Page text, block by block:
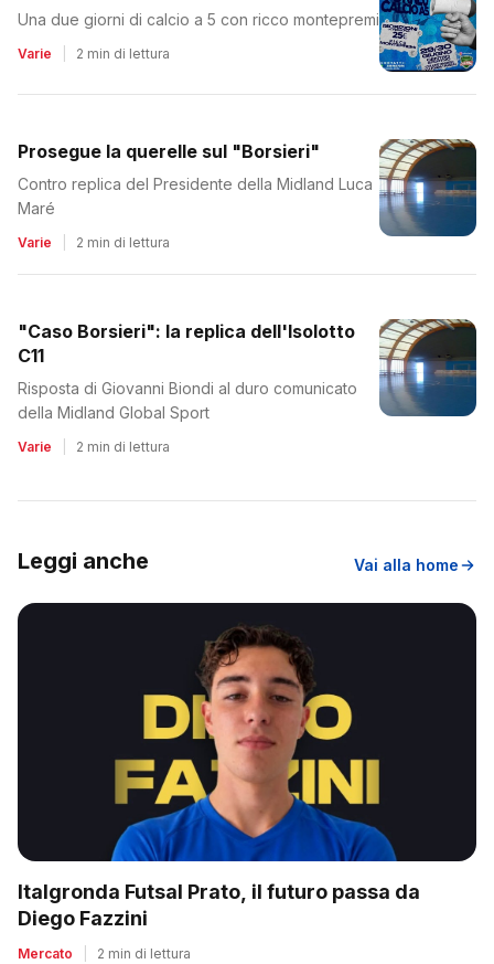
Una due giorni di calcio a 5 con ricco montepremi
Varie 2 min di lettura
Prosegue la querelle sul "Borsieri"
Contro replica del Presidente della Midland Luca
Maré
Varie 2 min di lettura
"Caso Borsieri": la replica dell'Isolotto
C11
Risposta di Giovanni Biondi al duro comunicato
della Midland Global Sport
Varie 2 min di lettura
Leggi anche Vai alla home
Italgronda Futsal Prato, il futuro passa da
Diego Fazzini
Mercato 2 min di lettura